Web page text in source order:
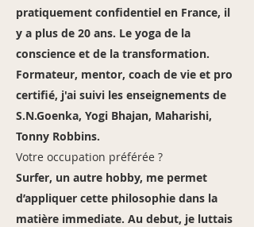
pratiquement confidentiel en France, il
y a plus de 20 ans. Le yoga de la
conscience et de la transformation.
Formateur, mentor, coach de vie et pro
certifié, j'ai suivi les enseignements de
S.N.Goenka, Yogi Bhajan, Maharishi,
Tonny Robbins.
Votre occupation préférée ?
Surfer, un autre hobby, me permet
d’appliquer cette philosophie dans la
matière immediate. Au debut, je luttais